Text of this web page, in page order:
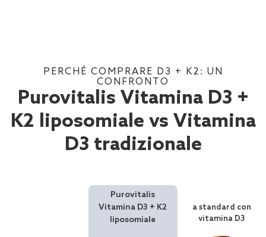
PERCHÉ COMPRARE D3 + K2: UN
CONFRONTO
Purovitalis Vitamina D3 +
K2 liposomiale vs Vitamina
D3 tradizionale
Purovitalis
Vitamina D3 + K2
liposomiale
a standard con
vitamina D3